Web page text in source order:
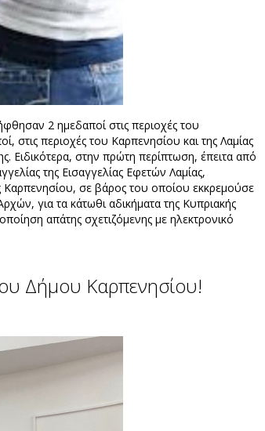
2 ημεδαποί στις περιοχές του
στις περιοχές του Καρπενησίου και της Λαμίας
Ειδικότερα, στην πρώτη περίπτωση, έπειτα από
της Εισαγγελίας Εφετών Λαμίας,
σε βάρος του οποίου εκκρεμούσε
για τα κάτωθι αδικήματα της Κυπριακής
απάτης σχετιζόμενης με ηλεκτρονικό
Δήμου Kαρπενησίου!